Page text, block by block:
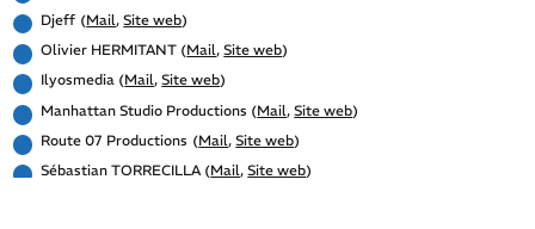
Djeff (Mail,Site web)
Olivier HERMITANT (Mail,Site web)
Ilyosmedia (Mail,Site web)
Manhattan Studio Productions (Mail,Site web)
Route 07 Productions (Mail,Site web)
Sébastian TORRECILLA (Mail,Site web)